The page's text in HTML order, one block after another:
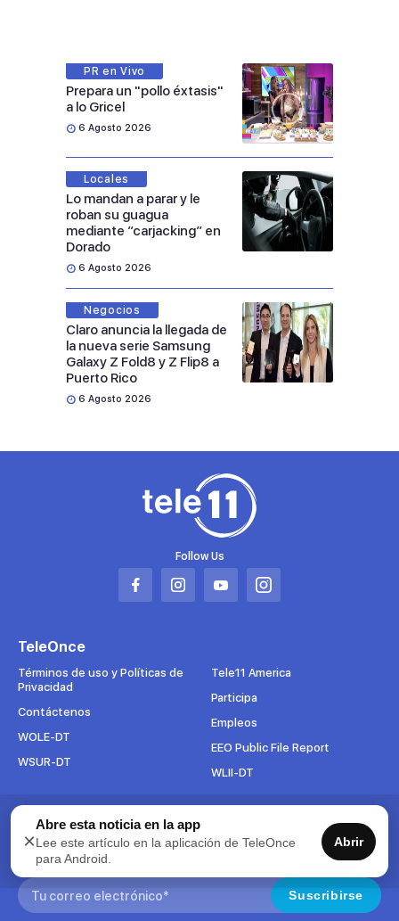
PR en Vivo
Prepara un "pollo éxtasis"
a lo Gricel
6 Agosto 2026
Locales
Lo mandan a parar y le
roban su guagua
mediante “carjacking” en
Dorado
6 Agosto 2026
Negocios
Claro anuncia la llegada de
la nueva serie Samsung
Galaxy Z Fold8 y Z Flip8 a
Puerto Rico
6 Agosto 2026
Follow Us
Abrir
pestaña
Abrir
pestaña
Abrir
pestaña
Abrir
pestaña
TeleOnce
Términos de uso y Políticas de
Privacidad
Contáctenos
WOLE-DT
WSUR-DT
Tele11 America
Participa
Empleos
EEO Public File Report
WLII-DT
Suscríbete al boletín
Para mantenerse al tanto de todo lo que pasa en TeleOnce,
suscríbase ahora a nuestros boletines.
Search: Suscribirse
×
Abre esta noticia en la app
Lee este artículo en la aplicación de TeleOnce
para Android.
Abrir